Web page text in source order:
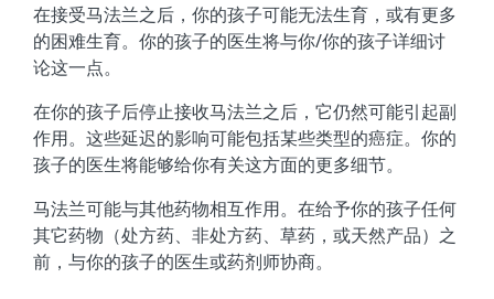
在接受马法兰之后，你的孩子可能无法生育，或有更多
的困难生育。你的孩子的医生将与你/你的孩子详细讨
论这一点。
在你的孩子后停止接收马法兰之后，它仍然可能引起副
作用。这些延迟的影响可能包括某些类型的癌症。你的
孩子的医生将能够给你有关这方面的更多细节。
马法兰可能与其他药物相互作用。在给予你的孩子任何
其它药物（处方药、非处方药、草药，或天然产品）之
前，与你的孩子的医生或药剂师协商。